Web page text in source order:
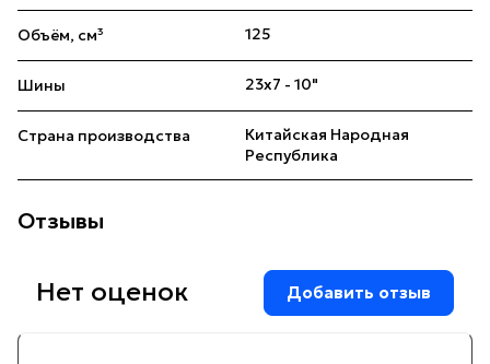
Объём, см³ 125
Шины 23х7 - 10"
Страна производства
Китайская Народная
Республика
Отзывы
Нет оценок Добавить отзыв